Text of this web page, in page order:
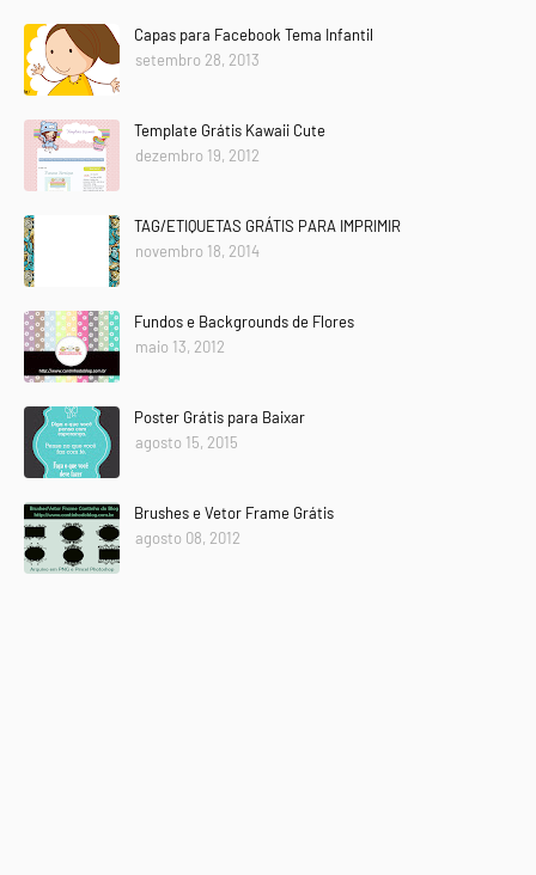
Capas para Facebook Tema Infantil
setembro 28, 2013
Template Grátis Kawaii Cute
dezembro 19, 2012
TAG/ETIQUETAS GRÁTIS PARA IMPRIMIR
novembro 18, 2014
Fundos e Backgrounds de Flores
maio 13, 2012
Poster Grátis para Baixar
agosto 15, 2015
Brushes e Vetor Frame Grátis
agosto 08, 2012